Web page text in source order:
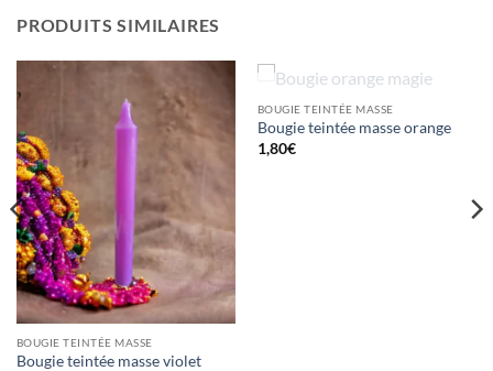
PRODUITS SIMILAIRES
BOUGIE TEINTÉE MASSE
Bougie teintée masse violet
RUPTURE DE STOCK
BOUGIE TEINTÉE MASSE
Bougie teintée masse orange
1,80€